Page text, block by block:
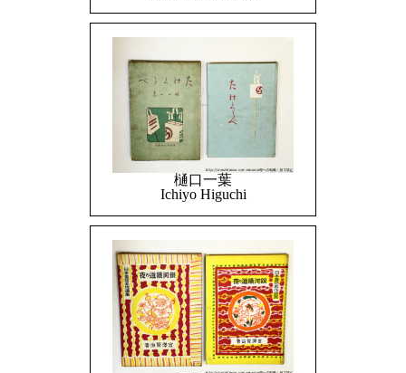
樋口一葉
Ichiyo Higuchi